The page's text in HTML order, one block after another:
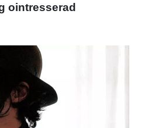
ointresserad